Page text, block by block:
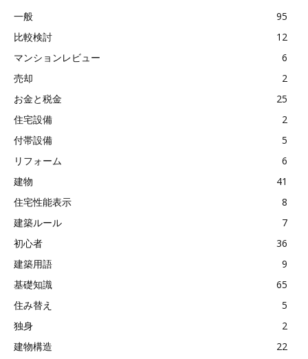
一般
95
比較検討
12
マンションレビュー
6
売却
2
お金と税金
25
住宅設備
2
付帯設備
5
リフォーム
6
建物
41
住宅性能表示
8
建築ルール
7
初心者
36
建築用語
9
基礎知識
65
住み替え
5
独身
2
建物構造
22